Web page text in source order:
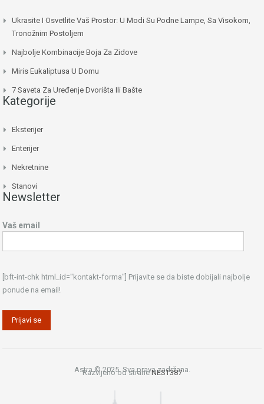
Ukrasite I Osvetlite Vaš Prostor: U Modi Su Podne Lampe, Sa Visokom,
Tronožnim Postoljem
Najbolje Kombinacije Boja Za Zidove
Miris Eukaliptusa U Domu
7 Saveta Za Uređenje Dvorišta Ili Bašte
Kategorije
Eksterijer
Enterijer
Nekretnine
Stanovi
Newsletter
Vaš email
[bft-int-chk html_id="kontakt-forma"] Prijavite se da biste dobijali najbolje
ponude na email!
Astra © 2025. Sva prava zadržana.
Razvijeno od straneNEST387